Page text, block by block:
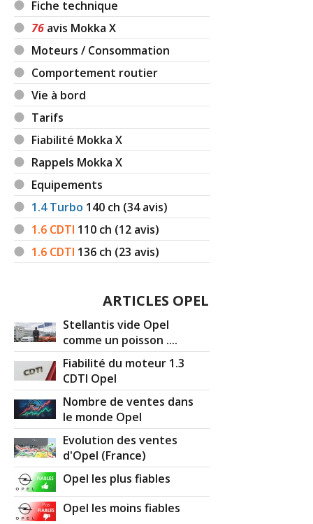
Fiche technique
76 avis Mokka X
Moteurs / Consommation
Comportement routier
Vie à bord
Tarifs
Fiabilité Mokka X
Rappels Mokka X
Equipements
1.4 Turbo 140 ch (34 avis)
1.6 CDTI 110 ch (12 avis)
1.6 CDTI 136 ch (23 avis)
ARTICLES OPEL
Stellantis vide Opel
comme un poisson ....
Fiabilité du moteur 1.3
CDTI Opel
Nombre de ventes dans
le monde Opel
Evolution des ventes
d'Opel (France)
Opel les plus fiables
Opel les moins fiables